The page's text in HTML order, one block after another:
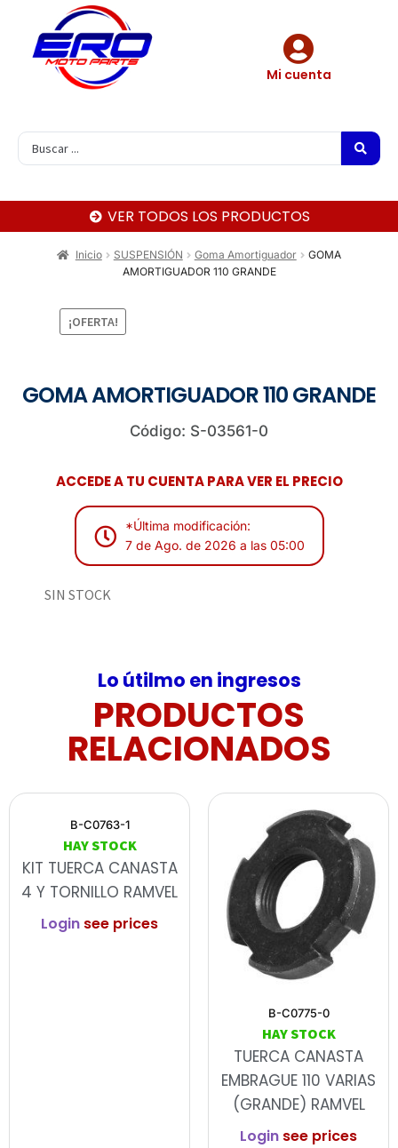
Mi cuenta
VER TODOS LOS PRODUCTOS
Inicio SUSPENSIÓN Goma Amortiguador
GOMA
AMORTIGUADOR 110 GRANDE
¡OFERTA!
GOMA AMORTIGUADOR 110 GRANDE
Código: S-03561-0
ACCEDE A TU CUENTA PARA VER EL PRECIO
*Última modificación:
7 de Ago. de 2026 a las 05:00
SIN STOCK
Lo útilmo en ingresos
PRODUCTOS
RELACIONADOS
B-C0763-1
HAY STOCK
KIT TUERCA CANASTA
4 Y TORNILLO RAMVEL
Login see prices
B-C0775-0
HAY STOCK
TUERCA CANASTA
EMBRAGUE 110 VARIAS
(GRANDE) RAMVEL
Login see prices